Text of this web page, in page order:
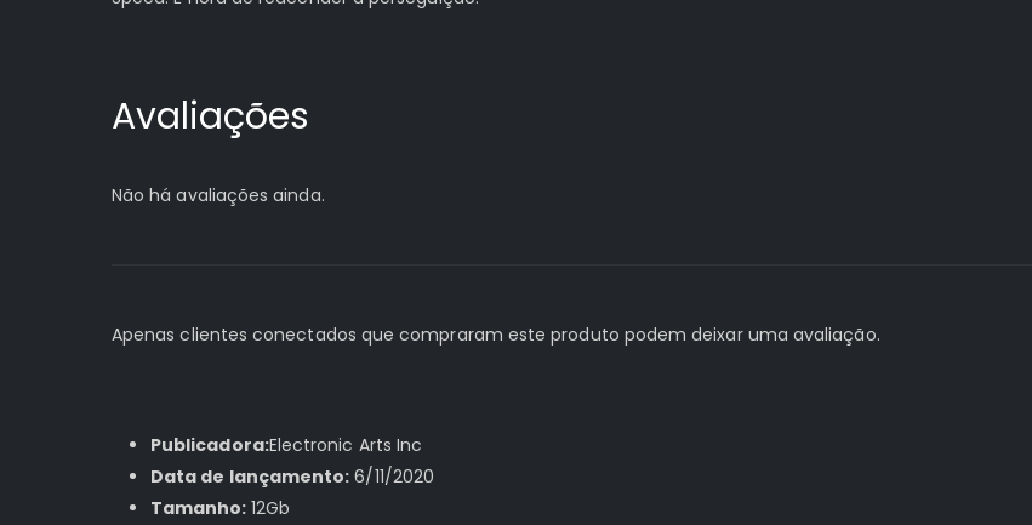
Avaliações
Não há avaliações ainda.
Apenas clientes conectados que compraram este produto podem deixar uma avaliação.
Publicadora:Electronic Arts Inc
Data de lançamento: 6/11/2020
Tamanho: 12Gb